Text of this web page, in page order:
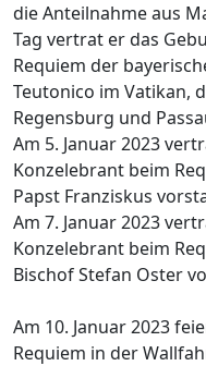
die Anteilnahme aus
Tag vertrat er das
Requiem der
Teutonico im Vatikan,
Regensburg und
Am 5. Januar 2023
Konzelebrant beim
Papst Franziskus
Am 7. Januar 2023
Konzelebrant beim
Bischof Stefan Oster
Am 10. Januar 2023
Requiem in der